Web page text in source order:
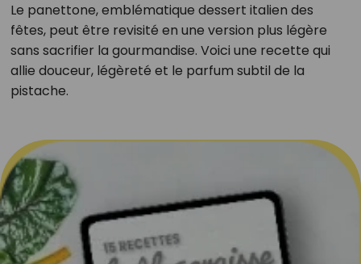
Le panettone, emblématique dessert italien des
fêtes, peut être revisité en une version plus légère
sans sacrifier la gourmandise. Voici une recette qui
allie douceur, légèreté et le parfum subtil de la
pistache.